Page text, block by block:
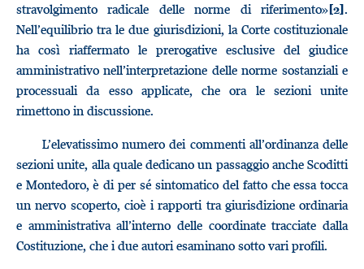
stravolgimento radicale delle norme di riferimento»[2].
Nell’equilibrio tra le due giurisdizioni, la Corte costituzionale
ha così riaffermato le prerogative esclusive del giudice
amministrativo nell’interpretazione delle norme sostanziali e
processuali da esso applicate, che ora le sezioni unite
rimettono in discussione.
L’elevatissimo numero dei commenti all’ordinanza delle
sezioni unite, alla quale dedicano un passaggio anche Scoditti
e Montedoro, è di per sé sintomatico del fatto che essa tocca
un nervo scoperto, cioè i rapporti tra giurisdizione ordinaria
e amministrativa all’interno delle coordinate tracciate dalla
Costituzione, che i due autori esaminano sotto vari profili.